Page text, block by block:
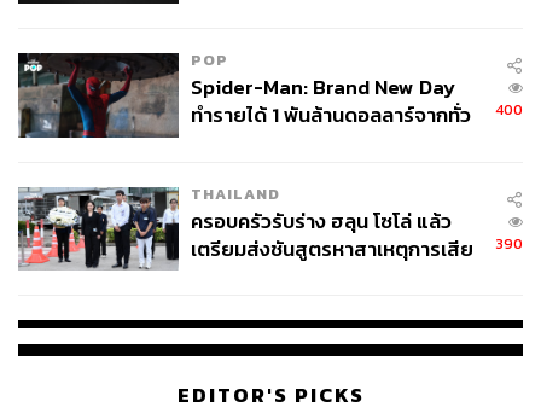
POP
Spider-Man: Brand New Day
ทำรายได้ 1 พันล้านดอลลาร์จากทั่ว
400
THAILAND
ครอบครัวรับร่าง ฮลุน โซโล่ แล้ว
เตรียมส่งชันสูตรหาสาเหตุการเสีย
390
EDITOR'S PICKS